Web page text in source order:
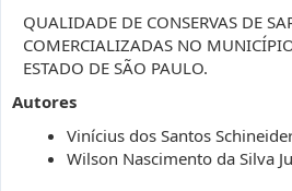
QUALIDADE DE CONSERVAS DE
COMERCIALIZADAS NO
ESTADO DE SÃO PAULO.
Autores
Vinícius dos Santos
Wilson Nascimento da Silva